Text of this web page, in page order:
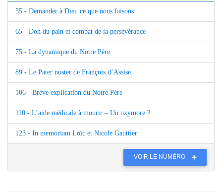
55 - Demander à Dieu ce que nous faisons
65 - Don du pain et combat de la persévérance
75 - La dynamique du Notre Père
89 - Le Pater noster de François d’Assise
106 - Brève explication du Notre Père
110 - L’aide médicale à mourir – Un oxymore ?
123 - In memoriam Loïc et Nicole Gauttier
VOIR LE NUMÉRO